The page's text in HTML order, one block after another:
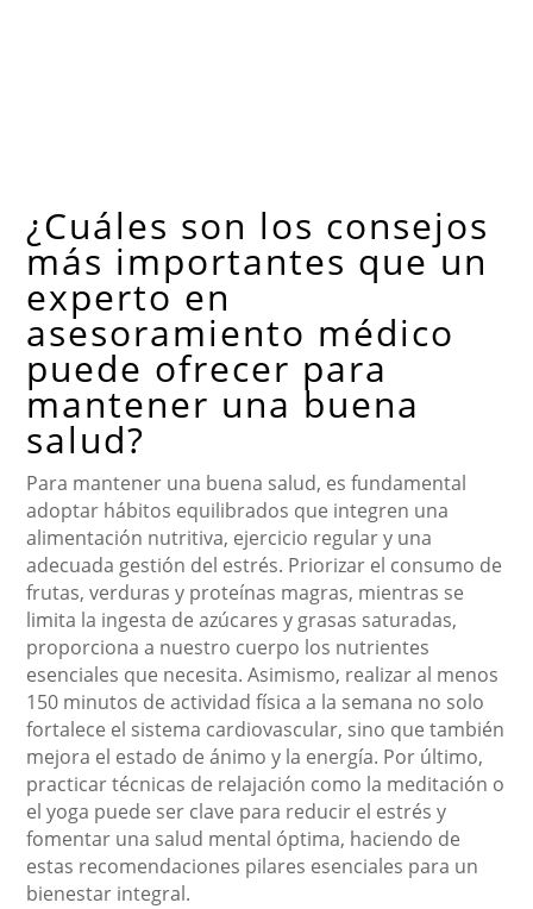
¿Cuáles son los consejos
más importantes que un
experto en
asesoramiento médico
puede ofrecer para
mantener una buena
salud?
Para mantener una buena salud, es fundamental
adoptar hábitos equilibrados que integren una
alimentación nutritiva, ejercicio regular y una
adecuada gestión del estrés. Priorizar el consumo de
frutas, verduras y proteínas magras, mientras se
limita la ingesta de azúcares y grasas saturadas,
proporciona a nuestro cuerpo los nutrientes
esenciales que necesita. Asimismo, realizar al menos
150 minutos de actividad física a la semana no solo
fortalece el sistema cardiovascular, sino que también
mejora el estado de ánimo y la energía. Por último,
practicar técnicas de relajación como la meditación o
el yoga puede ser clave para reducir el estrés y
fomentar una salud mental óptima, haciendo de
estas recomendaciones pilares esenciales para un
bienestar integral.